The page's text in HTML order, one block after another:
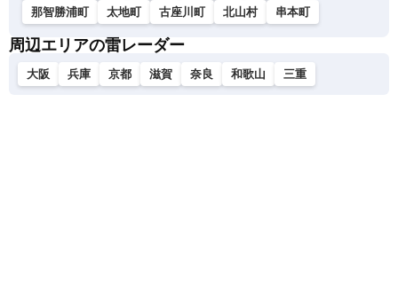
那智勝浦町
太地町 古座川町 北山村 串本町
周辺エリアの雷レーダー
大阪 兵庫 京都 滋賀 奈良 和歌山 三重